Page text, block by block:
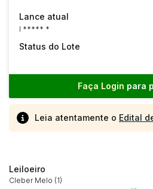
Lance atual
I ***** *
Status do Lote
Faça Login para
Leia atentamente o Edital
Leiloeiro
Cleber Melo (1)